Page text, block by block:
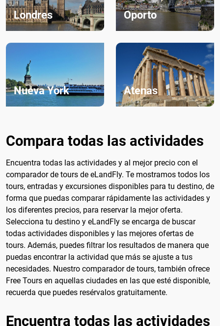
Londres Oporto
Nueva York Atenas
Compara todas las actividades
Encuentra todas las actividades y al mejor precio con el
comparador de tours de eLandFly. Te mostramos todos los
tours, entradas y excursiones disponibles para tu destino, de
forma que puedas comparar rápidamente las actividades y
los diferentes precios, para reservar la mejor oferta.
Selecciona tu destino y eLandFly se encarga de buscar
todas actividades disponibles y las mejores ofertas de
tours. Además, puedes filtrar los resultados de manera que
puedas encontrar la actividad que más se ajuste a tus
necesidades. Nuestro comparador de tours, también ofrece
Free Tours en aquellas ciudades en las que esté disponible,
recuerda que puedes resérvalos gratuitamente.
Encuentra todas las actividades